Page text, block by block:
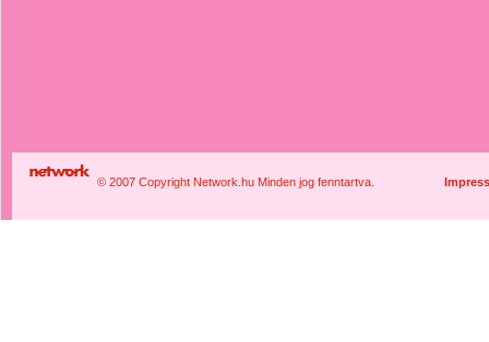
© 2007 Copyright Network.hu Minden jog fenntartva.